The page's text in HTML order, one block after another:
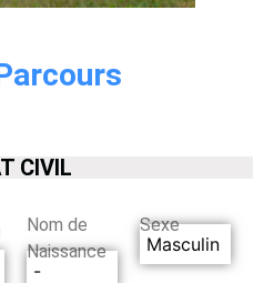
CIVIL
Nom de
Naissance
-
Sexe
Masculin